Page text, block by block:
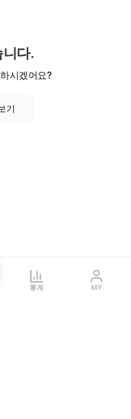
다.
시겠어요?
기
통계 MY